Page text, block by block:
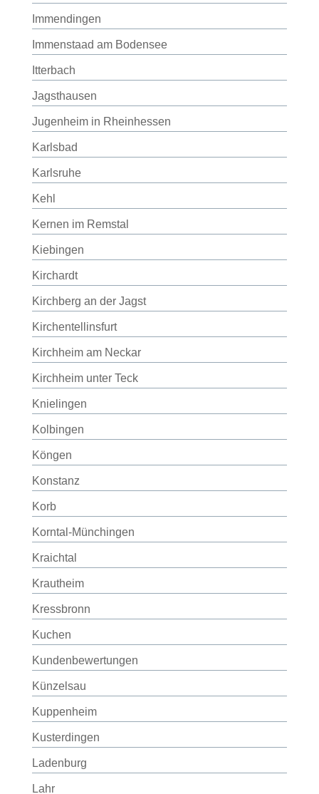
Immendingen
Immenstaad am Bodensee
Itterbach
Jagsthausen
Jugenheim in Rheinhessen
Karlsbad
Karlsruhe
Kehl
Kernen im Remstal
Kiebingen
Kirchardt
Kirchberg an der Jagst
Kirchentellinsfurt
Kirchheim am Neckar
Kirchheim unter Teck
Knielingen
Kolbingen
Köngen
Konstanz
Korb
Korntal-Münchingen
Kraichtal
Krautheim
Kressbronn
Kuchen
Kundenbewertungen
Künzelsau
Kuppenheim
Kusterdingen
Ladenburg
Lahr